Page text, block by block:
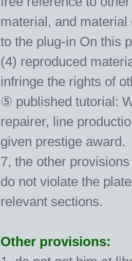
material, and
to the plug-in On this
(4) reproduced
infringe the rights of
⑤ published tutorial:
repairer, line
given prestige award.
7, the other
do not violate the
relevant sections.
Other provisions: